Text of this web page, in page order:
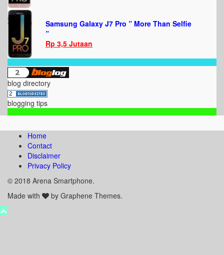
Samsung Galaxy J7 Pro ” More Than Selfie
”
Rp 3,5 Jutaan
blog directory
blogging tips
Home
Contact
Disclaimer
Privacy Policy
© 2018 Arena Smartphone.
Made with
by Graphene Themes.